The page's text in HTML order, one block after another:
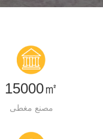
15000㎡
مصنع مغطى